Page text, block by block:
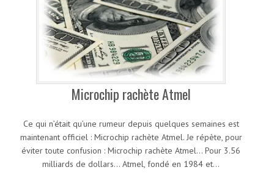
Microchip rachète Atmel
Ce qui n’était qu’une rumeur depuis quelques semaines est
maintenant officiel : Microchip rachète Atmel. Je répète, pour
éviter toute confusion : Microchip rachète Atmel… Pour 3.56
milliards de dollars… Atmel, fondé en 1984 et…